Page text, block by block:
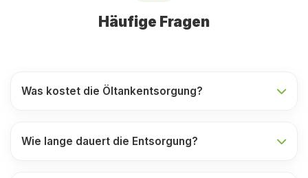
Häufige Fragen
Was kostet die Öltankentsorgung?
Wie lange dauert die Entsorgung?